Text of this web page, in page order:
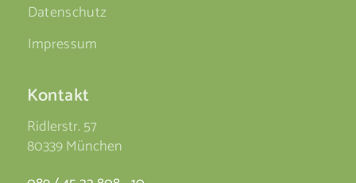
Datenschutz
Impressum
Kontakt
Ridlerstr. 57
80339 München